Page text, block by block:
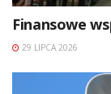
Finansowe
29 LIPCA 2026